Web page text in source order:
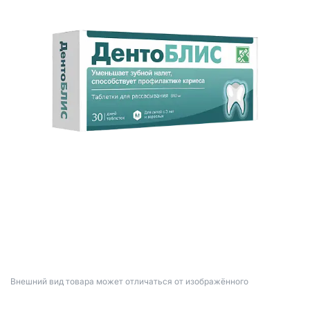
Bнешний вид товара может отличаться от изображённого